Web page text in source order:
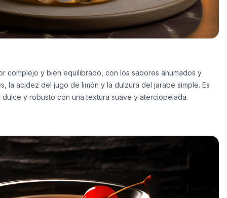
complejo y bien equilibrado, con los sabores ahumados y
la acidez del jugo de limón y la dulzura del jarabe simple. Es
y robusto con una textura suave y aterciopelada.